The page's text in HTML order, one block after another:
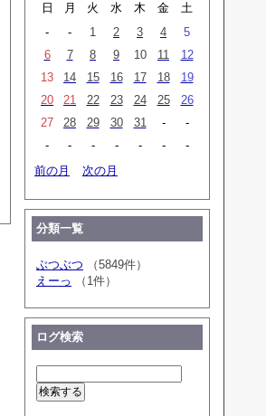
日
月 火 水 木 金
土
-
- 1 2 3 4
5
6
7 8 9 10 11
12
13
14 15 16 17 18
19
20
21 22 23 24 25
26
27
28 29 30 31 -
-
-
- - - - -
-
前の月
次の月
分類一覧
ぶつぶつ （5849件）
えーっ
（1件）
ログ検索